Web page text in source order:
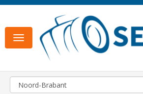
Toggle
navigation